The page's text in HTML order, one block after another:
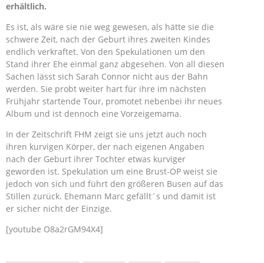
erhältlich.
Es ist, als wäre sie nie weg gewesen, als hätte sie die
schwere Zeit, nach der Geburt ihres zweiten Kindes
endlich verkraftet. Von den Spekulationen um den
Stand ihrer Ehe einmal ganz abgesehen. Von all diesen
Sachen lässt sich Sarah Connor nicht aus der Bahn
werden. Sie probt weiter hart für ihre im nächsten
Frühjahr startende Tour, promotet nebenbei ihr neues
Album und ist dennoch eine Vorzeigemama.
In der Zeitschrift FHM zeigt sie uns jetzt auch noch
ihren kurvigen Körper, der nach eigenen Angaben
nach der Geburt ihrer Tochter etwas kurviger
geworden ist. Spekulation um eine Brust-OP weist sie
jedoch von sich und führt den größeren Busen auf das
Stillen zurück. Ehemann Marc gefällt´s und damit ist
er sicher nicht der Einzige.
[youtube O8a2rGM94X4]